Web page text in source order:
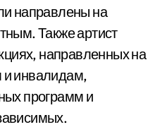
направлены на
Также артист
направленных на
инвалидам,
программ и